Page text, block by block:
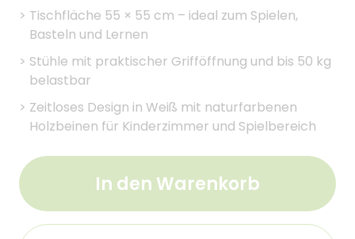
> Tischfläche 55 × 55 cm – ideal zum Spielen,
Basteln und Lernen
> Stühle mit praktischer Grifföffnung und bis 50 kg
belastbar
> Zeitloses Design in Weiß mit naturfarbenen
Holzbeinen für Kinderzimmer und Spielbereich
In den Warenkorb